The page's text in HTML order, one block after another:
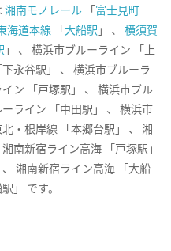
湘南モノレール 「富士見町
海道本線 「大船駅 」 、 横須賀
」 、 横浜市ブルーライン 「上
永谷駅」 、 横浜市ブルーラ
ン 「戸塚駅」 、 横浜市ブル
ライン 「中田駅」 、 横浜市
・根岸線 「本郷台駅」 、 湘
南新宿ライン高海 「戸塚駅」
湘南新宿ライン高海 「大船
」 です。